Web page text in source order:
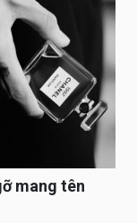
mang tên